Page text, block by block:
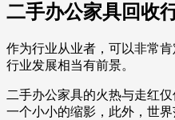
二手办公家具回收
作为行业从业者，可以非常
行业发展相当有前景。
二手办公家具的火热与走红
一个小小的缩影，此外，世